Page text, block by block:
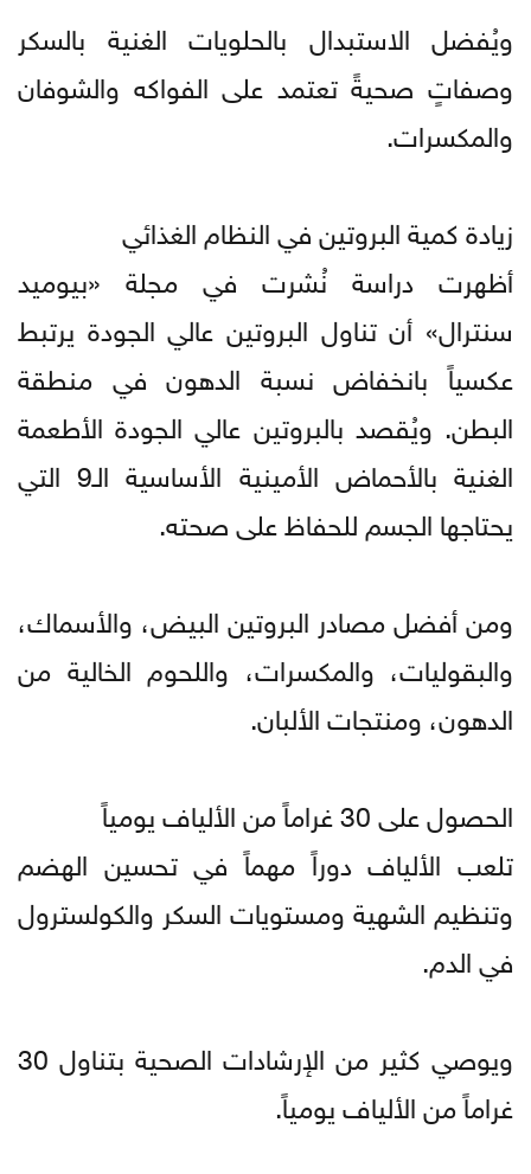
ويُفضل الاستبدال بالحلويات الغنية بالسكر
وصفاتٍ صحيةً تعتمد على الفواكه والشوفان
والمكسرات.
زيادة كمية البروتين في النظام الغذائي
أظهرت دراسة نُشرت في مجلة «بيوميد
سنترال» أن تناول البروتين عالي الجودة يرتبط
عكسياً بانخفاض نسبة الدهون في منطقة
البطن. ويُقصد بالبروتين عالي الجودة الأطعمة
الغنية بالأحماض الأمينية الأساسية الـ9 التي
يحتاجها الجسم للحفاظ على صحته.
ومن أفضل مصادر البروتين البيض، والأسماك،
والبقوليات، والمكسرات، واللحوم الخالية من
الدهون، ومنتجات الألبان.
الحصول على 30 غراماً من الألياف يومياً
تلعب الألياف دوراً مهماً في تحسين الهضم
وتنظيم الشهية ومستويات السكر والكولسترول
في الدم.
ويوصي كثير من الإرشادات الصحية بتناول 30
غراماً من الألياف يومياً.